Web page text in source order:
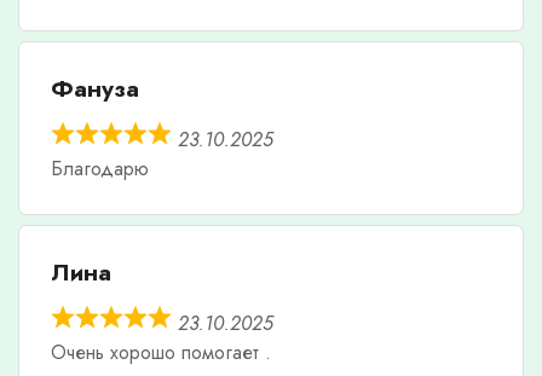
Фануза
23.10.2025
Благодарю
Лина
23.10.2025
Очень хорошо помогает .